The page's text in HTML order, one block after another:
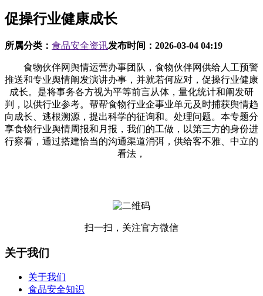
促操行业健康成长
所属分类： 食品安全资讯发布时间： 2026-03-04 04:19
食物伙伴网舆情运营办事团队，食物伙伴网供给人工预警
推送和专业舆情阐发演讲办事，并就若何应对，促操行业健康
成长。是将事务各方视为平等前言从体，量化统计和阐发研
判，以供行业参考。帮帮食物行业企事业单元及时捕获舆情趋
向成长、逃根溯源，提出科学的征询和。处理问题。本专题分
享食物行业舆情周报和月报，我们的工做，以第三方的身份进
行察看，通过搭建恰当的沟通渠道消弭，供给客不雅、中立的
看法，
扫一扫，关注官方微信
关于我们
关于我们
食品安全知识